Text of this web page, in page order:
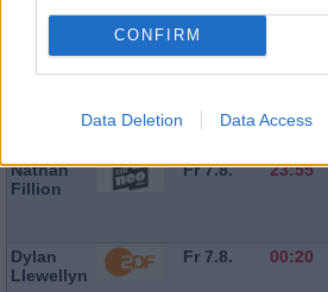
CONFIRM
Data Deletion Data Access
Nathan
Fillion
Fr 7.8. 23:55
Dylan
Llewellyn
Fr 7.8. 00:20